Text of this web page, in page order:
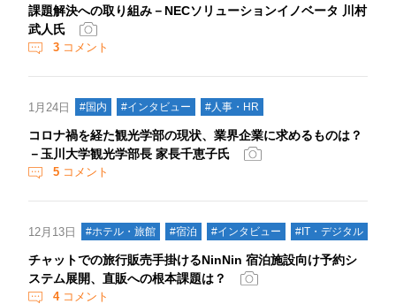
課題解決への取り組み－NECソリューションイノベータ 川村
武人氏
3 コメント
1月24日 #国内 #インタビュー #人事・HR
コロナ禍を経た観光学部の現状、業界企業に求めるものは？
－玉川大学観光学部長 家長千恵子氏
5 コメント
12月13日 #ホテル・旅館 #宿泊 #インタビュー #IT・デジタル
チャットでの旅行販売手掛けるNinNin 宿泊施設向け予約シ
ステム展開、直販への根本課題は？
4コメント